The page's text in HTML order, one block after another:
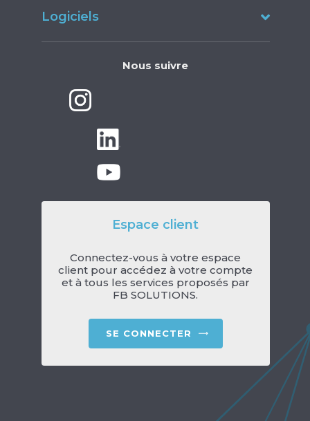
Logiciels
Nous suivre
Espace client
Connectez-vous à votre espace
client pour accédez à votre compte
et à tous les services proposés par
FB SOLUTIONS.
SE CONNECTER